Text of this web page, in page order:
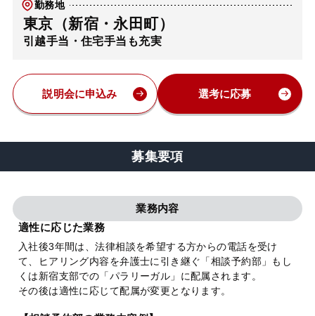
勤務地
東京（新宿・永田町）
引越手当・住宅手当も充実
説明会に申込み 選考に応募
募集要項
業務内容
適性に応じた業務
入社後3年間は、法律相談を希望する方からの電話を受け
て、ヒアリング内容を弁護士に引き継ぐ「相談予約部」もし
くは新宿支部での「パラリーガル」に配属されます。
その後は適性に応じて配属が変更となります。
アクセス
弁護士・税理士
お知らせ
特設サイト